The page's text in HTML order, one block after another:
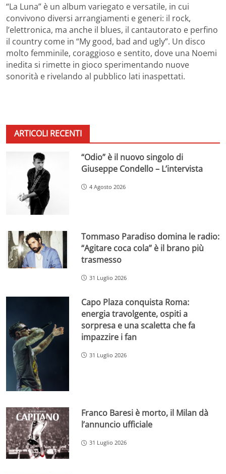
“La Luna” è un album variegato e versatile, in cui
convivono diversi arrangiamenti e generi: il rock,
l’elettronica, ma anche il blues, il cantautorato e perfino
il country come in “My good, bad and ugly”. Un disco
molto femminile, coraggioso e sentito, dove una Noemi
inedita si rimette in gioco sperimentando nuove
sonorità e rivelando al pubblico lati inaspettati.
ARTICOLI RECENTI
“Odio” è il nuovo singolo di
Giuseppe Condello – L’intervista
4 Agosto 2026
Tommaso Paradiso domina le radio:
“Agitare coca cola” è il brano più
trasmesso
31 Luglio 2026
Capo Plaza conquista Roma:
energia travolgente, ospiti a
sorpresa e una scaletta che fa
impazzire i fan
31 Luglio 2026
Franco Baresi è morto, il Milan dà
l’annuncio ufficiale
31 Luglio 2026